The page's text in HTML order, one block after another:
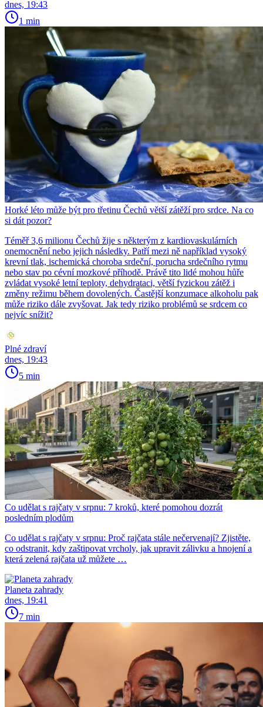
dnes, 19:43
1 min
Horké léto může být pro třetinu Čechů větší zátěží pro srdce. Na co
si dát pozor?
Téměř 3,6 milionu Čechů žije s některým z kardiovaskulárních
onemocnění nebo jejich následky. Patří mezi ně například vysoký
krevní tlak, ischemická choroba srdeční, porucha srdečního rytmu
nebo stav po cévní mozkové příhodě. Právě tito lidé mohou hůře
zvládat vysoké letní teploty, dehydrataci, větší fyzickou zátěž i
změny režimu během dovolených. Častější konzumace alkoholu pak
může riziko dále zvyšovat. Jak tedy riziko problémů se srdcem co
nejvíc snížit?
Plné zdraví
dnes, 19:43
5 min
Co udělat s rajčaty v srpnu: 7 kroků, které pomohou dozrát
posledním plodům
Co udělat s rajčaty v srpnu: Proč rajčata stále nečervenají? Zjistěte,
co odstranit, kdy zaštipovat vrcholy, jak upravit zálivku a hnojení a
která zelená rajčata už můžete …
Planeta zahrady
dnes, 19:41
7 min